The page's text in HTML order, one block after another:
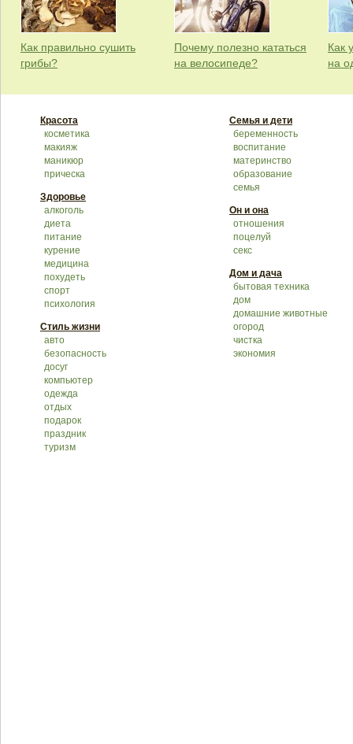
Как правильно сушить
грибы?
Почему полезно кататься
на велосипеде?
Как
на
Красота
косметика
макияж
маникюр
прическа
Здоровье
алкоголь
диета
питание
курение
медицина
похудеть
спорт
психология
Стиль жизни
авто
безопасность
досуг
компьютер
одежда
отдых
подарок
праздник
туризм
Семья и дети
беременность
воспитание
материнство
образование
семья
Он и она
отношения
поцелуй
секс
Дом и дача
бытовая техника
дом
домашние животные
огород
чистка
экономия